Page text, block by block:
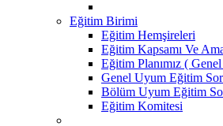
Eğitim Birimi
Eğitim Hemşireleri
Eğitim Kapsamı Ve
Eğitim Planımız (
Genel Uyum Eğitim
Bölüm Uyum Eğitim
Eğitim Komitesi